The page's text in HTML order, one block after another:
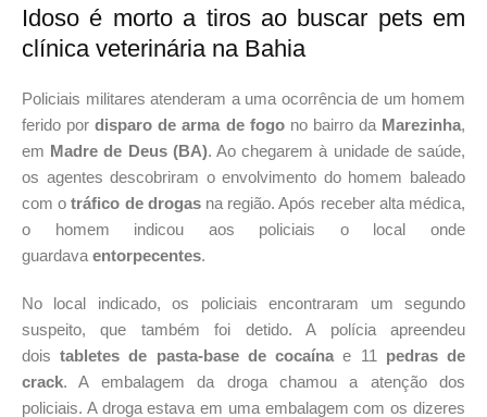
Idoso é morto a tiros ao buscar pets em
clínica veterinária na Bahia
Policiais militares atenderam a uma ocorrência de um homem
ferido pordisparo de arma de fogono bairro da Marezinha,
em Madre de Deus (BA). Ao chegarem à unidade de saúde,
os agentes descobriram o envolvimento do homem baleado
com otráfico de drogasna região. Após receber alta médica,
o homem indicou aos policiais o local onde
guardava entorpecentes.
No local indicado, os policiais encontraram um segundo
suspeito, que também foi detido. A polícia apreendeu
doistabletes de pasta-base de cocaína e 11 pedras de
crack. A embalagem da droga chamou a atenção dos
policiais. A droga estava em uma embalagem com os dizeres